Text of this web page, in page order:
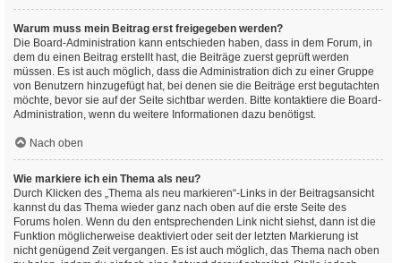
Warum muss mein Beitrag erst freigegeben werden?
Die Board-Administration kann entschieden haben, dass in dem Forum, in
dem du einen Beitrag erstellt hast, die Beiträge zuerst geprüft werden
müssen. Es ist auch möglich, dass die Administration dich zu einer Gruppe
von Benutzern hinzugefügt hat, bei denen sie die Beiträge erst begutachten
möchte, bevor sie auf der Seite sichtbar werden. Bitte kontaktiere die Board-
Administration, wenn du weitere Informationen dazu benötigst.
Nach oben
Wie markiere ich ein Thema als neu?
Durch Klicken des „Thema als neu markieren“-Links in der Beitragsansicht
kannst du das Thema wieder ganz nach oben auf die erste Seite des
Forums holen. Wenn du den entsprechenden Link nicht siehst, dann ist die
Funktion möglicherweise deaktiviert oder seit der letzten Markierung ist
nicht genügend Zeit vergangen. Es ist auch möglich, das Thema nach oben